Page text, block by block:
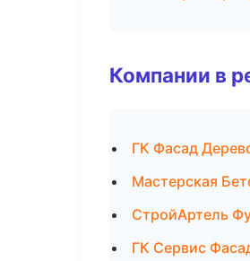
Компании в
ГК Фасад
Мастерская
СтройАртель
ГК Сервис